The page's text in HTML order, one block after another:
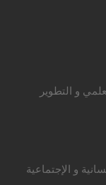
و التطوير
و الإجتماعية